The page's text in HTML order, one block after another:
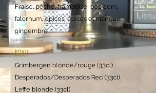
Fraise, pêche, framboise, pop corn,
falernum, épices, épices et mangue,
gingembre
Bières
Grimbergen blonde/rouge (33cl)
Desperados/Desperados Red (33cl)
Leffe blonde (33cl)